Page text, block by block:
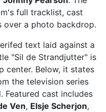
full tracklist, cast
over a photo backdrop.
text laid against a
"Sil de Strandjutter" is
center. Below, it states
the television series
Featured cast includes
Ven, Elsje Scherjon,